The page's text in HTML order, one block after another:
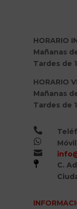
HORARIO
Mañanas
Tardes de
HORARIO
Mañanas
Tardes de




C.